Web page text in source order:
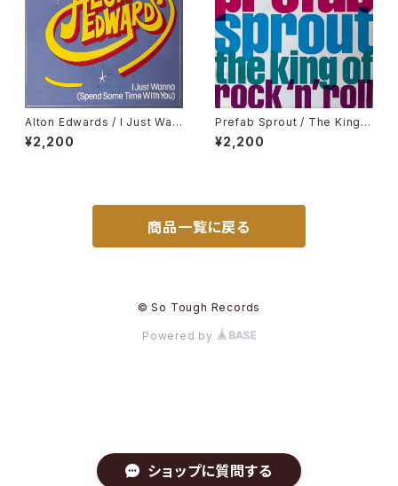
ショップに質問する
Alton Edwards / I Just Wan
na (Spend Some Time Wit
h You)
¥2,200
Prefab Sprout / The King
Of Rock 'N' Roll
¥2,200
商品一覧に戻る
© So Tough Records
Powered by